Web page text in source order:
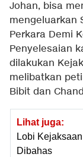
Johan, bisa
mengeluarkan
Perkara Demi
Penyelesaian
dilakukan
melibatkan
Bibit dan
Lihat juga:
Lobi
Dibahas